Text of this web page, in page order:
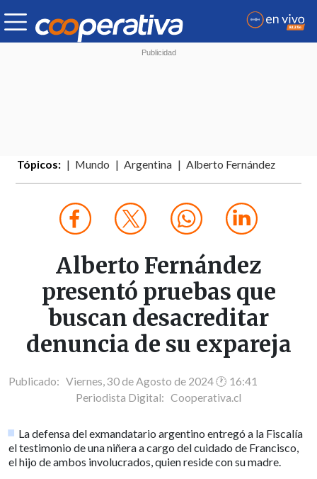
Tópicos: Mundo Argentina Alberto Fernández
Alberto Fernández
presentó pruebas que
buscan desacreditar
denuncia de su expareja
Publicado: Viernes, 30 de Agosto de 2024 🕐 16:41
Periodista Digital: Cooperativa.cl
La defensa del exmandatario argentino entregó a la Fiscalía
el testimonio de una niñera a cargo del cuidado de Francisco,
el hijo de ambos involucrados, quien reside con su madre.